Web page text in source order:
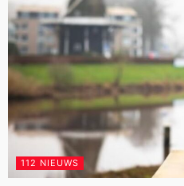
112 NIEUWS